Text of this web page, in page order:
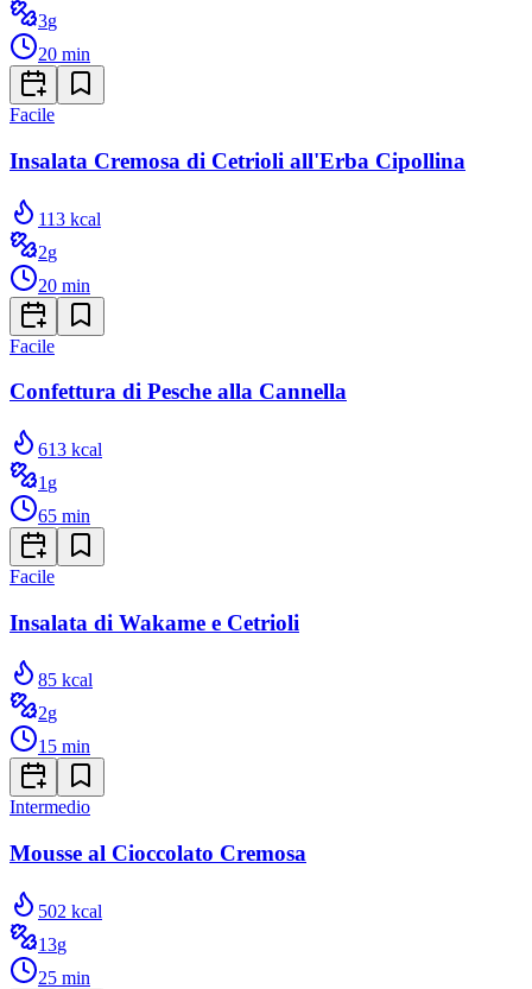
3g
20 min
Facile
Insalata Cremosa di Cetrioli all'Erba Cipollina
113 kcal
2g
20 min
Facile
Confettura di Pesche alla Cannella
613 kcal
1 g
65 min
Facile
Insalata di Wakame e Cetrioli
85 kcal
2g
15 min
Intermedio
Mousse al Cioccolato Cremosa
502 kcal
13g
25 min